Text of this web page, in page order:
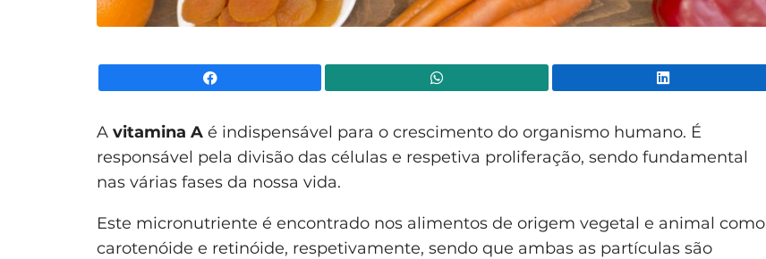
A vitamina A é indispensável para o crescimento do organismo humano. É
responsável pela divisão das células e respetiva proliferação, sendo fundamental
nas várias fases da nossa vida.
Este micronutriente é encontrado nos alimentos de origem vegetal e animal como
carotenóide e retinóide, respetivamente, sendo que ambas as partículas são